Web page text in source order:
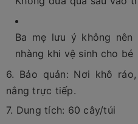
Ba mẹ lưu ý không
nhàng khi vệ sinh cho bé
6. Bảo quản: Nơi khô
nắng trực tiếp.
7. Dung tích: 60 cây/túi